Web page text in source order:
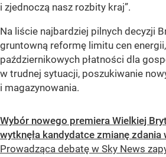
i zjednoczą nasz rozbity kraj”.
Na liście najbardziej pilnych decyzji
gruntowną reformę limitu cen
październikowych płatności dla
w trudnej sytuacji, poszukiwanie
i magazynowania.
Wybór nowego premiera Wielkiej
wytknęła kandydatce zmianę zdania
Prowadząca debatę w Sky News